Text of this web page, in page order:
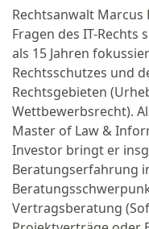
Rechtsanwalt Marcus
Fragen des IT-
als 15 Jahren
Rechtsschutzes und
Rechtsgebieten
Wettbewerbsrecht).
Master of Law &
Investor bringt er
Beratungserfahrung
Vertragsberatung